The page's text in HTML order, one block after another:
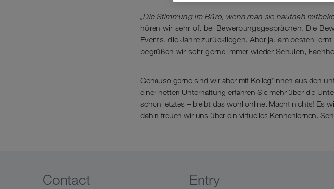
„Die Stimmung im Büro, wenn man sie hautnah
hören wir sehr oft bei Bewerbungsgesprächen. Die
Events, die Jahre zurückliegen. Aber ja, am besten
begrüßen wir sehr gerne immer wieder Schulen,
Genauso gerne sind wir aber mit Kolleg*innen aus den
einer netten Unterhaltung erfahren Sie mehr über die
schon letztes – bleibt das wohl online. Macht nichts! Es
dahin freuen wir uns über ein virtuelles Kennenlernen.
Contact Entry